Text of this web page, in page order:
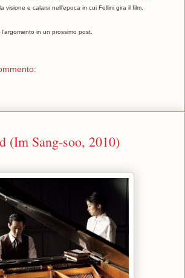
visione e calarsi nell’epoca in cui Fellini gira il film.
in un prossimo post.
(Im Sang-soo, 2010)